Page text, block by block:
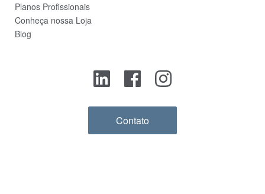
Planos Profissionais
Conheça nossa Loja
Blog
Contato